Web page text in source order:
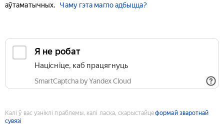
аўтаматычных.
Чаму гэта магло адбыцца?
Я не робат
Націсніце, каб працягнуць
SmartCaptcha by Yandex Cloud
Калі ў вас узніклі праблемы, калі ласка, скарыстайцеформай зваротнай
сувязі